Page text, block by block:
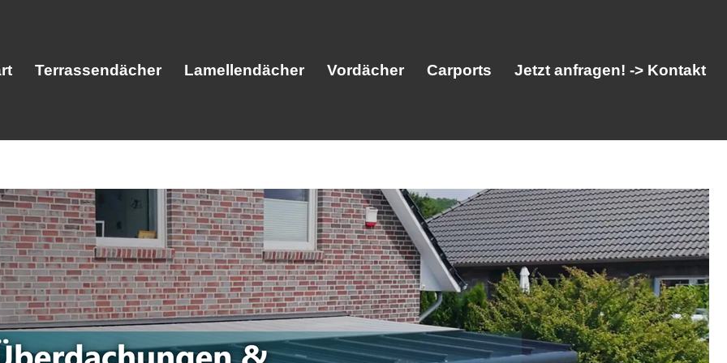
Terrassendächer Lamellendächer Vordächer Carports Jetzt anfragen! -> Kontakt